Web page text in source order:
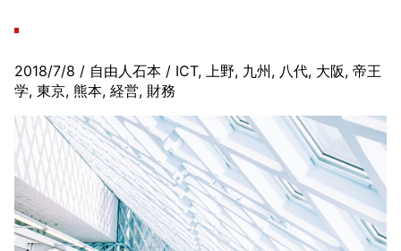
2018/7/8 / 自由人石本 / ICT, 上野, 九州 , 八代, 大阪, 帝王
学, 東京, 熊本, 経営, 財務